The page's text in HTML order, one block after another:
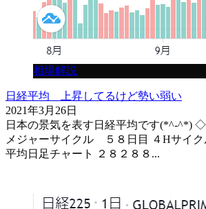
相場解説
日経平均 上昇してるけど勢い弱い
2021年3月26日
日本の景気を表す日経平均です(*^-^*)
メジャーサイクル ５８日目 ４Hサイ
平均日足チャート ２８２８８...